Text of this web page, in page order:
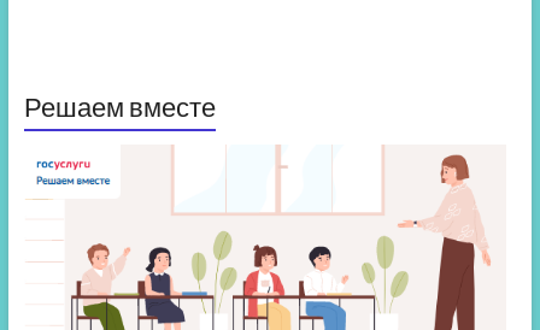
Решаем вместе